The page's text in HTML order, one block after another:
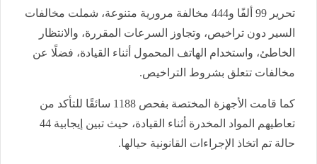
تحرير 99 ألفًا و444 مخالفة مرورية متنوعة، شملت مخالفات
السير دون تراخيص، وتجاوز السرعات المقررة، والانتظار
الخاطئ، واستخدام الهاتف المحمول أثناء القيادة، فضلًا عن
مخالفات تتعلق بشروط التراخيص.
كما قامت الأجهزة المختصة بفحص 1188 سائقًا للتأكد من
تعاطيهم المواد المخدرة أثناء القيادة، حيث تبين إيجابية 44
حالة تم اتخاذ الإجراءات القانونية حيالها.